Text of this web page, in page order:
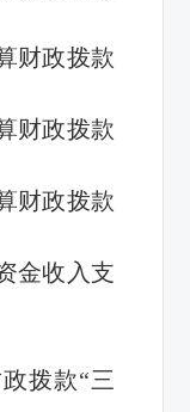
财政拨款
财政拨款
财政拨款
金收入支
拨款“三